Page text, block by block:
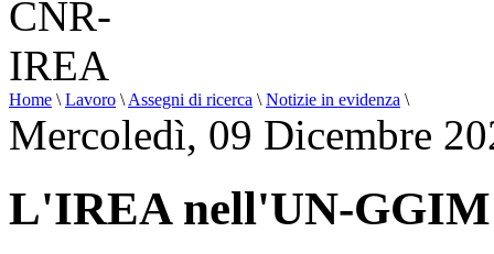
Home \ Lavoro \ Assegni di ricerca \ Notizie in evidenza \
Mercoledì, 09 Dicembre
L'IREA nell'UN-GGIM